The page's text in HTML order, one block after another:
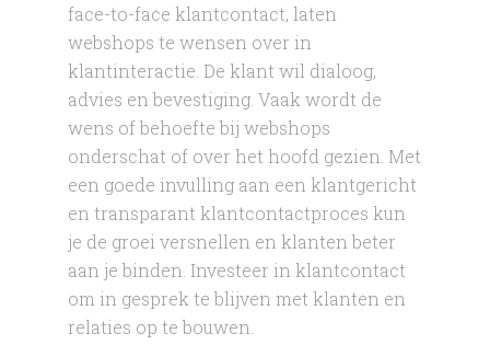
face-to-face klantcontact, laten
webshops te wensen over in
klantinteractie. De klant wil dialoog,
advies en bevestiging. Vaak wordt de
wens of behoefte bij webshops
onderschat of over het hoofd gezien. Met
een goede invulling aan een klantgericht
en transparant klantcontactproces kun
je de groei versnellen en klanten beter
aan je binden. Investeer in klantcontact
om in gesprek te blijven met klanten en
relaties op te bouwen.